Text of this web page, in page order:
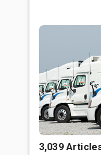
3,039